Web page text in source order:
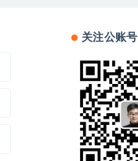
关注公账号